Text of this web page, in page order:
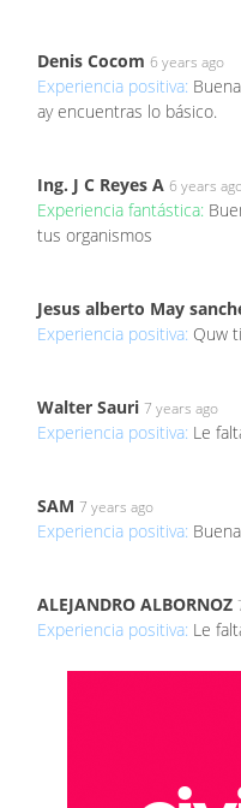
Denis Cocom 6 years ago
Experiencia positiva:
ay encuentras lo básico.
Ing. J C Reyes A 6 years
Experiencia fantástica:
tus organismos
Jesus alberto May
Experiencia positiva: Quw
Walter Sauri 7 years ago
Experiencia positiva: Le
SAM 7 years ago
Experiencia positiva:
ALEJANDRO ALBORNOZ
Experiencia positiva: Le